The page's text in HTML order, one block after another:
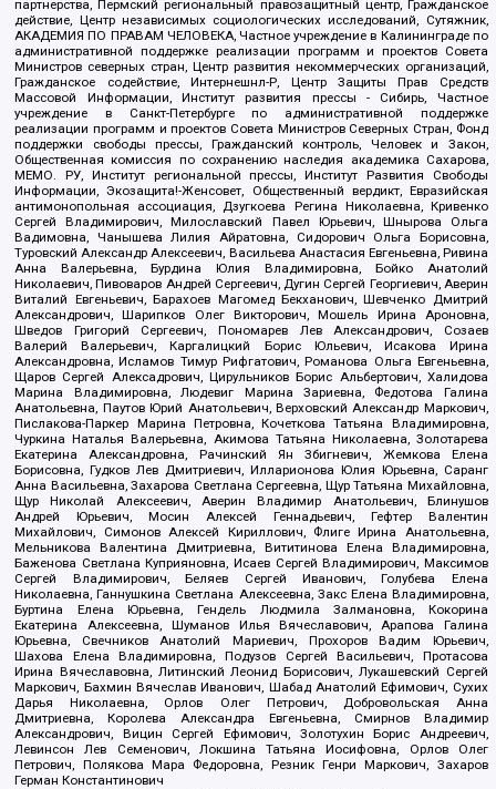
партнерства, Пермский региональный правозащитный центр, Гражданское
действие, Центр независимых социологических исследований, Сутяжник,
АКАДЕМИЯ ПО ПРАВАМ ЧЕЛОВЕКА, Частное учреждение в Калининграде по
административной поддержке реализации программ и проектов Совета
Министров северных стран, Центр развития некоммерческих организаций,
Гражданское содействие, Интернешнл-Р, Центр Защиты Прав Средств
Массовой Информации, Институт развития прессы - Сибирь, Частное
учреждение в Санкт-Петербурге по административной поддержке
реализации программ и проектов Совета Министров Северных Стран, Фонд
поддержки свободы прессы, Гражданский контроль, Человек и Закон,
Общественная комиссия по сохранению наследия академика Сахарова,
МЕМО. РУ, Институт региональной прессы, Институт Развития Свободы
Информации, Экозащита!-Женсовет, Общественный вердикт, Евразийская
антимонопольная ассоциация, Дзугкоева Регина Николаевна, Кривенко
Сергей Владимирович, Милославский Павел Юрьевич, Шнырова Ольга
Вадимовна, Чанышева Лилия Айратовна, Сидорович Ольга Борисовна,
Туровский Александр Алексеевич, Васильева Анастасия Евгеньевна, Ривина
Анна Валерьевна, Бурдина Юлия Владимировна, Бойко Анатолий
Николаевич, Пивоваров Андрей Сергеевич, Дугин Сергей Георгиевич, Аверин
Виталий Евгеньевич, Барахоев Магомед Бекханович, Шевченко Дмитрий
Александрович, Шарипков Олег Викторович, Мошель Ирина Ароновна,
Шведов Григорий Сергеевич, Пономарев Лев Александрович, Созаев
Валерий Валерьевич, Каргалицкий Борис Юльевич, Исакова Ирина
Александровна, Исламов Тимур Рифгатович, Романова Ольга Евгеньевна,
Щаров Сергей Алексадрович, Цирульников Борис Альбертович, Халидова
Марина Владимировна, Людевиг Марина Зариевна, Федотова Галина
Анатольевна, Паутов Юрий Анатольевич, Верховский Александр Маркович,
Пислакова-Паркер Марина Петровна, Кочеткова Татьяна Владимировна,
Чуркина Наталья Валерьевна, Акимова Татьяна Николаевна, Золотарева
Екатерина Александровна, Рачинский Ян Збигневич, Жемкова Елена
Борисовна, Гудков Лев Дмитриевич, Илларионова Юлия Юрьевна, Саранг
Анна Васильевна, Захарова Светлана Сергеевна, Щур Татьяна Михайловна,
Щур Николай Алексеевич, Аверин Владимир Анатольевич, Блинушов
Андрей Юрьевич, Мосин Алексей Геннадьевич, Гефтер Валентин
Михайлович, Симонов Алексей Кириллович, Флиге Ирина Анатольевна,
Мельникова Валентина Дмитриевна, Вититинова Елена Владимировна,
Баженова Светлана Куприяновна, Исаев Сергей Владимирович, Максимов
Сергей Владимирович, Беляев Сергей Иванович, Голубева Елена
Николаевна, Ганнушкина Светлана Алексеевна, Закс Елена Владимировна,
Буртина Елена Юрьевна, Гендель Людмила Залмановна, Кокорина
Екатерина Алексеевна, Шуманов Илья Вячеславович, Арапова Галина
Юрьевна, Свечников Анатолий Мариевич, Прохоров Вадим Юрьевич,
Шахова Елена Владимировна, Подузов Сергей Васильевич, Протасова
Ирина Вячеславовна, Литинский Леонид Борисович, Лукашевский Сергей
Маркович, Бахмин Вячеслав Иванович, Шабад Анатолий Ефимович, Сухих
Дарья Николаевна, Орлов Олег Петрович, Добровольская Анна
Дмитриевна, Королева Александра Евгеньевна, Смирнов Владимир
Александрович, Вицин Сергей Ефимович, Золотухин Борис Андреевич,
Левинсон Лев Семенович, Локшина Татьяна Иосифовна, Орлов Олег
Петрович, Полякова Мара Федоровна, Резник Генри Маркович, Захаров
Герман Константинович